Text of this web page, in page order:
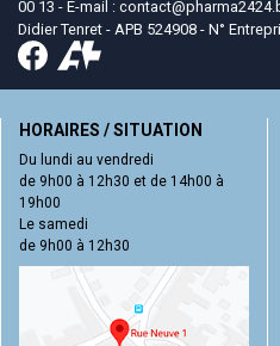
00 13 - E-mail : contact@
Didier Tenret - APB 524908 - N°
HORAIRES / SITUATION
Du lundi au vendredi
de 9h00 à 12h30 et de 14h00 à
19h00
Le samedi
de 9h00 à 12h30